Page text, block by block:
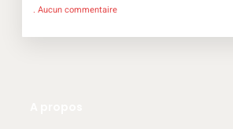
Aucun commentaire